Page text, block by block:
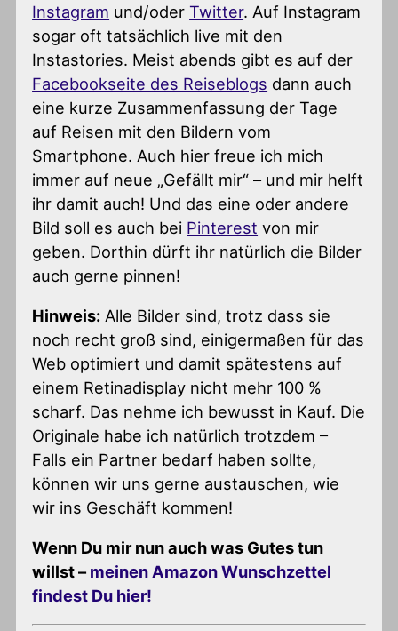
Instagram und/oderTwitter. Auf Instagram
sogar oft tatsächlich live mit den
Instastories. Meist abends gibt es auf der
Facebookseite des Reiseblogs dann auch
eine kurze Zusammenfassung der Tage
auf Reisen mit den Bildern vom
Smartphone. Auch hier freue ich mich
immer auf neue „Gefällt mir“ – und mir helft
ihr damit auch! Und das eine oder andere
Bild soll es auch bei Pinterest von mir
geben. Dorthin dürft ihr natürlich die Bilder
auch gerne pinnen!
Hinweis: Alle Bilder sind, trotz dass sie
noch recht groß sind, einigermaßen für das
Web optimiert und damit spätestens auf
einem Retinadisplay nicht mehr 100 %
scharf. Das nehme ich bewusst in Kauf. Die
Originale habe ich natürlich trotzdem –
Falls ein Partner bedarf haben sollte,
können wir uns gerne austauschen, wie
wir ins Geschäft kommen!
Wenn Du mir nun auch was Gutes tun
willst –meinen Amazon Wunschzettel
findest Du hier!